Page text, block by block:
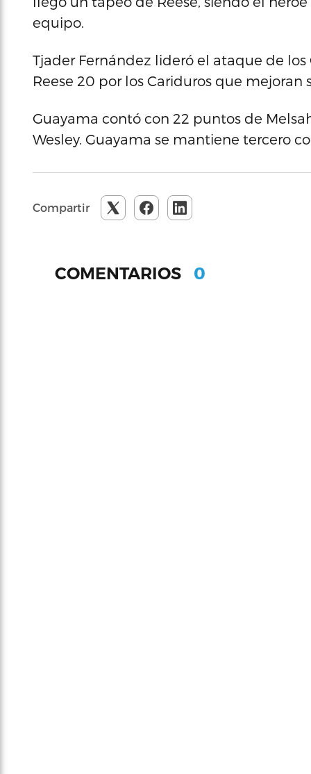
equipo.
Tjader Fernández lideró el ataque de los
Reese 20 por los Cariduros que mejoran
Guayama contó con 22 puntos de
Wesley. Guayama se mantiene tercero
Compartir
COMENTARIOS 0